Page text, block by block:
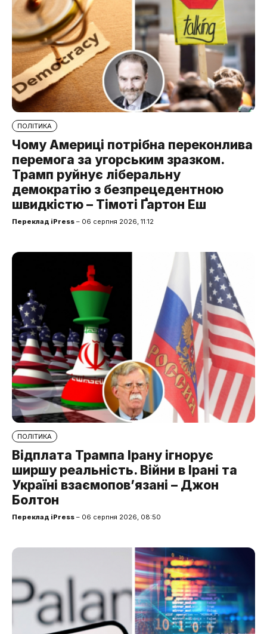
ПОЛІТИКА
Чому Америці потрібна переконлива
перемога за угорським зразком.
Трамп руйнує ліберальну
демократію з безпрецедентною
швидкістю – Тімоті Ґартон Еш
Переклад iPress – 06 серпня 2026, 11:12
ПОЛІТИКА
Відплата Трампа Ірану ігнорує
ширшу реальність. Війни в Ірані та
Україні взаємопов’язані – Джон
Болтон
Переклад iPress – 06 серпня 2026, 08:50